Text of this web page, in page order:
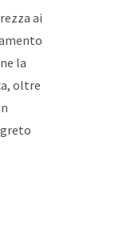
ai
la
oltre